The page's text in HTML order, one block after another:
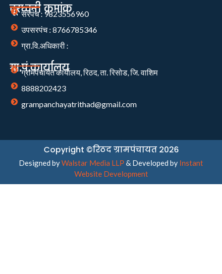
दूरध्वनी क्रमांक
सरपंच : 9823556960
उपसरपंच : 8766785346
ग्रा.वि.अधिकारी :
ग्रा.पं.कार्यालय
ग्रामपंचायत कार्यालय, रिठद, ता. रिसोड, जि. वाशिम
8888202423
grampanchayatrithad@gmail.com
Copyright ©रिठद ग्रामपंचायत 2026
Designed byWalstar Media LLP & Developed by Instant
Website Development